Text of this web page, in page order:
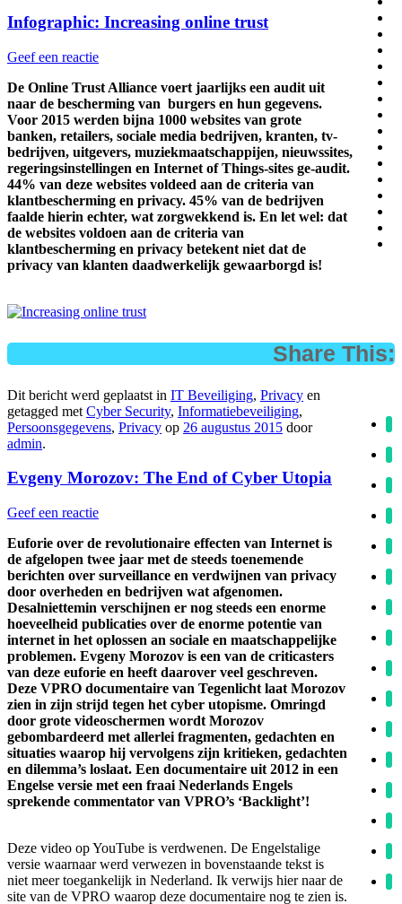
Infographic: Increasing online trust
Geef een reactie
De Online Trust Alliance voert jaarlijks een audit uit
naar de bescherming van burgers en hun gegevens.
Voor 2015 werden bijna 1000 websites van grote
banken, retailers, sociale media bedrijven, kranten, tv-
bedrijven, uitgevers, muziekmaatschappijen, nieuwssites,
regeringsinstellingen en Internet of Things-sites ge-audit.
44% van deze websites voldeed aan de criteria van
klantbescherming en privacy. 45% van de bedrijven
faalde hierin echter, wat zorgwekkend is. En let wel: dat
de websites voldoen aan de criteria van
klantbescherming en privacy betekent niet dat de
privacy van klanten daadwerkelijk gewaarborgd is!
Share This:
Dit bericht werd geplaatst in IT Beveiliging, Privacy en
getagged met Cyber Security, Informatiebeveiliging,
Persoonsgegevens, Privacy op 26 augustus 2015 door
admin.
Evgeny Morozov: The End of Cyber Utopia
Geef een reactie
Euforie over de revolutionaire effecten van Internet is
de afgelopen twee jaar met de steeds toenemende
berichten over surveillance en verdwijnen van privacy
door overheden en bedrijven wat afgenomen.
Desalniettemin verschijnen er nog steeds een enorme
hoeveelheid publicaties over de enorme potentie van
internet in het oplossen an sociale en maatschappelijke
problemen. Evgeny Morozov is een van de criticasters
van deze euforie en heeft daarover veel geschreven.
Deze VPRO documentaire van Tegenlicht laat Morozov
zien in zijn strijd tegen het cyber utopisme. Omringd
door grote videoschermen wordt Morozov
gebombardeerd met allerlei fragmenten, gedachten en
situaties waarop hij vervolgens zijn kritieken, gedachten
en dilemma’s loslaat. Een documentaire uit 2012 in een
Engelse versie met een fraai Nederlands Engels
sprekende commentator van VPRO’s ‘Backlight’!
Deze video op YouTube is verdwenen. De Engelstalige
versie waarnaar werd verwezen in bovenstaande tekst is
niet meer toegankelijk in Nederland. Ik verwijs hier naar de
site van de VPRO waarop deze documentaire nog te zien is.